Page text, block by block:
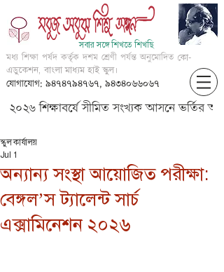
সবার সঙ্গে শিখতে শিখছি
মধ্য শিক্ষা পর্ষদ কর্তৃক দশম শ্রেণী পর্যন্ত অনুমোদিত কো-
এডুকেশন, বাংলা মাধ্যম হাই স্কুল।
যোগাযোগ: ৯৪৭৪৭৯৪৭৬৭, ৯৪৩৪০৬৬০৬৭
২০২৬ শিক্ষাবর্ষে সীমিত সংখ্যক আসনে ভর্তির
অন্যান্য সংস্থা আয়োজিত পরীক্ষা:
বেঙ্গল’স ট্যালেন্ট সার্চ
এক্সামিনেশন ২০২৬
স্কুল কার্যালয়
Jul 1